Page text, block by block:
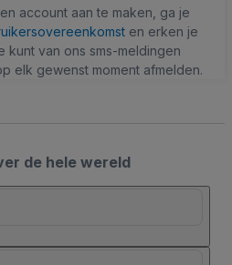
account aan te maken, ga je
en erken je
kunt van ons sms-meldingen
elk gewenst moment afmelden.
de hele wereld